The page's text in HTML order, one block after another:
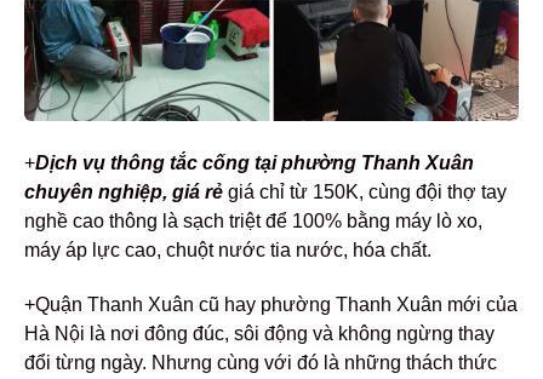
+Dịch vụ thông tắc cống tại phường Thanh Xuân
chuyên nghiệp, giá rẻ giá chỉ từ 150K, cùng đội thợ tay
nghề cao thông là sạch triệt để 100% bằng máy lò xo,
máy áp lực cao, chuột nước tia nước, hóa chất.
+Quận Thanh Xuân cũ hay phường Thanh Xuân mới của
Hà Nội là nơi đông đúc, sôi động và không ngừng thay
đổi từng ngày. Nhưng cùng với đó là những thách thức